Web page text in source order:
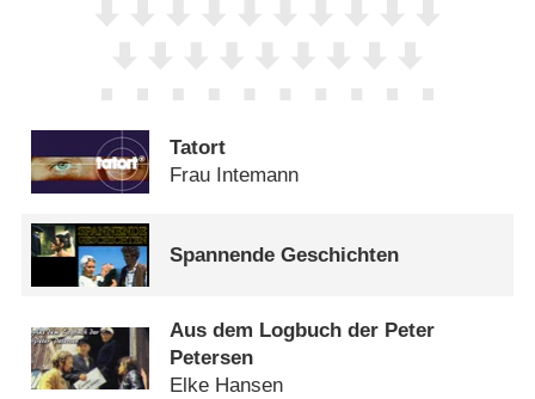
Tatort
Frau Intemann
Spannende Geschichten
Aus dem Logbuch der Peter
Petersen
Elke Hansen